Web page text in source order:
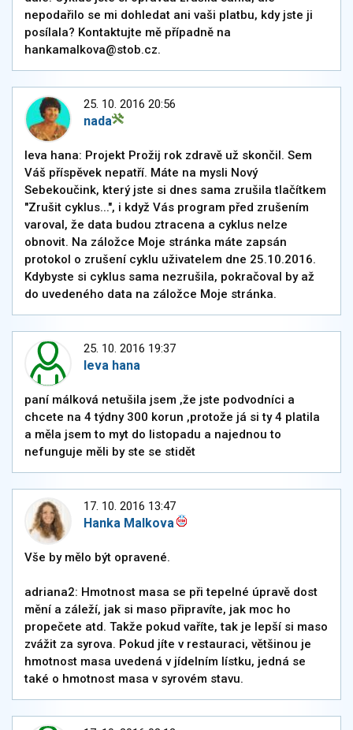
nepodařilo se mi dohledat ani vaši platbu, kdy jste ji
posílala? Kontaktujte mě případně na
hankamalkova@stob.cz.
25. 10. 2016 20:56
nada
leva hana: Projekt Prožij rok zdravě už skončil. Sem
Váš příspěvek nepatří. Máte na mysli Nový
Sebekoučink, který jste si dnes sama zrušila tlačítkem
"Zrušit cyklus...", i když Vás program před zrušením
varoval, že data budou ztracena a cyklus nelze
obnovit. Na záložce Moje stránka máte zapsán
protokol o zrušení cyklu uživatelem dne 25.10.2016.
Kdybyste si cyklus sama nezrušila, pokračoval by až
do uvedeného data na záložce Moje stránka.
25. 10. 2016 19:37
leva hana
paní málková netušila jsem ,že jste podvodníci a
chcete na 4 týdny 300 korun ,protože já si ty 4 platila
a měla jsem to myt do listopadu a najednou to
nefunguje měli by ste se stidět
17. 10. 2016 13:47
Hanka Malkova
Vše by mělo být opravené.
adriana2: Hmotnost masa se při tepelné úpravě dost
mění a záleží, jak si maso připravíte, jak moc ho
propečete atd. Takže pokud vaříte, tak je lepší si maso
zvážit za syrova. Pokud jíte v restauraci, většinou je
hmotnost masa uvedená v jídelním lístku, jedná se
také o hmotnost masa v syrovém stavu.